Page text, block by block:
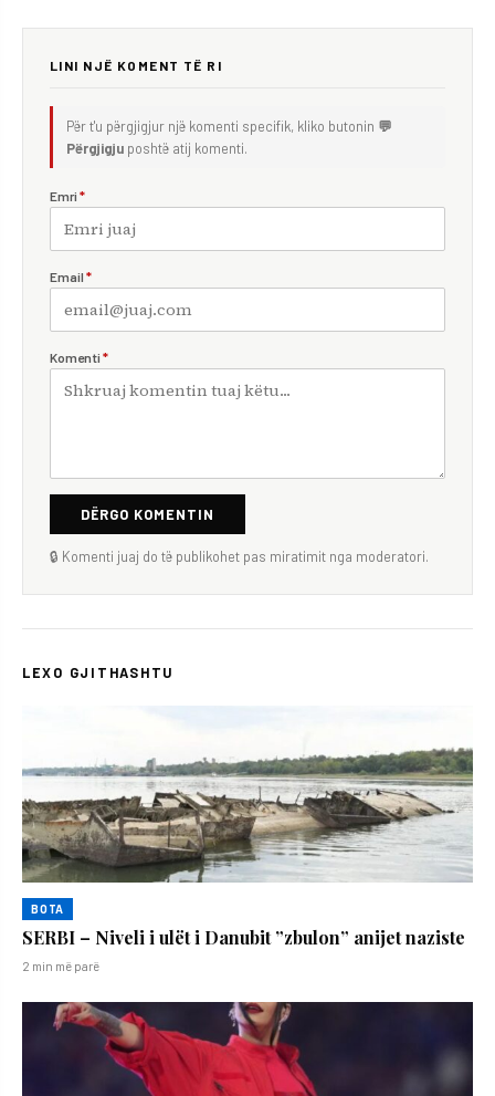
LINI NJË KOMENT TË RI
Për t'u përgjigjur një komenti specifik, kliko butonin 💬
Përgjigju poshtë atij komenti.
Emri *
Email *
Komenti *
DËRGO KOMENTIN
🔒 Komenti juaj do të publikohet pas miratimit nga moderatori.
LEXO GJITHASHTU
BOTA
SERBI – Niveli i ulët i Danubit ”zbulon” anijet naziste
2 min më parë